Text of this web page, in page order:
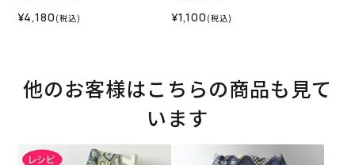
¥4,180 (税込) ¥1,100 (税込)
他のお客様はこちらの商品も見て
います